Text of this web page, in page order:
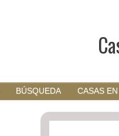
BÚSQUEDA CASAS